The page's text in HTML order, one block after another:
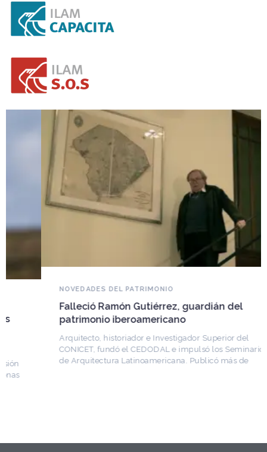
NOVEDADES DEL PATRIMONIO
Falleció Ramón Gutiérrez, guardián del
patrimonio iberoamericano
Arquitecto, historiador e Investigador Superior del
CONICET, fundó el CEDODAL e impulsó los Seminarios
de Arquitectura Latinoamericana. Publicó más de